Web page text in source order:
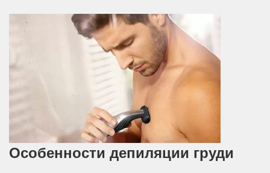
Особенности депиляции груди